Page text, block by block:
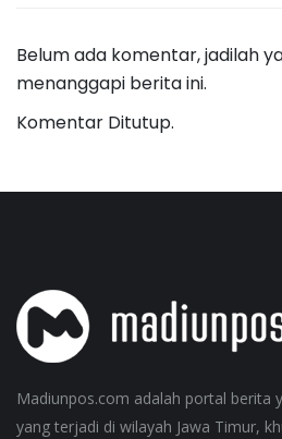
Belum ada komentar, jadilah
menanggapi berita ini.
Komentar Ditutup.
Madiunpos.com adalah portal berita
yang terjadi di wilayah Jawa Timur,